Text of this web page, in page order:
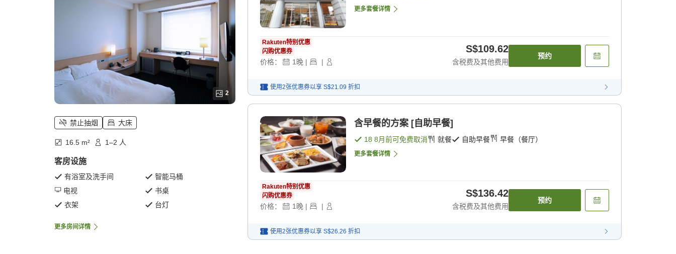
2
禁止抽烟 大床
16.5 m² 1–2 人
客房设施
有浴室及洗手间
智能马桶
电视
书桌
衣架
台灯
更多房间详情
更多套餐详情
Rakuten特别优惠
闪购优惠券
价格： 1 晚 | |
S$109.62
含税费及其他费用
预约
使用2张优惠券以享 S$21.09 折扣
含早餐的方案 [自助早餐]
18 8月前可免费取消 就餐 自助早餐 早餐（餐厅）
更多套餐详情
Rakuten特别优惠
闪购优惠券
价格： 1 晚 | |
S$136.42
含税费及其他费用
预约
使用2张优惠券以享 S$26.26 折扣